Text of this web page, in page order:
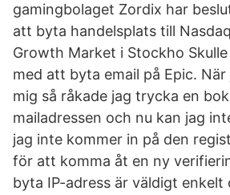
gamingbolaget Zordix har
att byta handelsplats till
Growth Market i Stockho
med att byta email på Epic.
mig så råkade jag trycka en
mailadressen och nu kan jag
jag inte kommer in på den
för att komma åt en ny
byta IP-adress är väldigt enkelt